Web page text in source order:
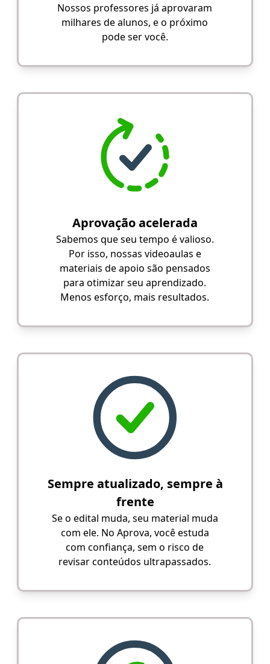
Nossos professores já aprovaram
milhares de alunos, e o próximo
pode ser você.
Aprovação acelerada
Sabemos que seu tempo é valioso.
Por isso, nossas videoaulas e
materiais de apoio são pensados
para otimizar seu aprendizado.
Menos esforço, mais resultados.
Sempre atualizado, sempre à
frente
Se o edital muda, seu material muda
com ele. No Aprova, você estuda
com confiança, sem o risco de
revisar conteúdos ultrapassados.